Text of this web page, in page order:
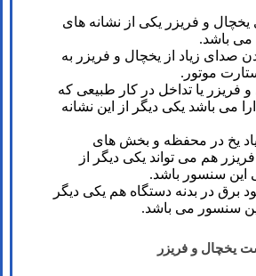
و فریزر یکی از نشانه های
می باشد.
صدای زیاد از یخچال و فریزر به
موتور.
فریزر یا تداخل در کار طبیعی که
می باشد یکی دیگر از این نشانه
زیاد یخ در محفظه و بخش های
هم می تواند یکی دیگر از
این سنسور باشد.
برق در بدنه دستگاه هم یکی دیگر
سنسور می باشد.
یخچال و فریزر